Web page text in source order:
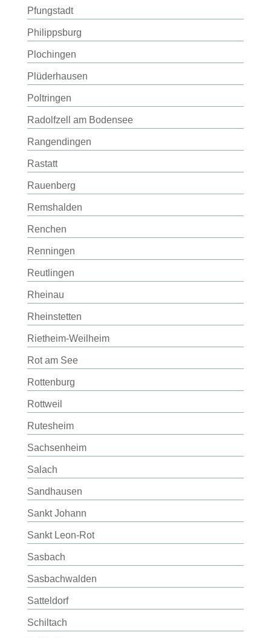
Pfungstadt
Philippsburg
Plochingen
Plüderhausen
Poltringen
Radolfzell am Bodensee
Rangendingen
Rastatt
Rauenberg
Remshalden
Renchen
Renningen
Reutlingen
Rheinau
Rheinstetten
Rietheim-Weilheim
Rot am See
Rottenburg
Rottweil
Rutesheim
Sachsenheim
Salach
Sandhausen
Sankt Johann
Sankt Leon-Rot
Sasbach
Sasbachwalden
Satteldorf
Schiltach